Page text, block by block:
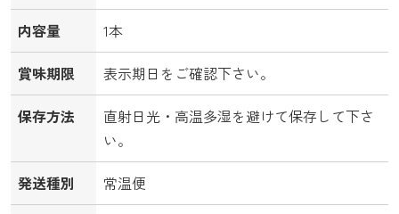
内容量
1本
賞味期限
表示期日をご確認下さい。
保存方法
直射日光・高温多湿を避けて保存して下さ
い。
発送種別
常温便